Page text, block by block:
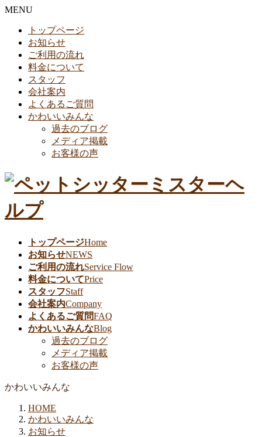
MENU
トップページ
お知らせ
ご利用の流れ
料金について
スタッフ
会社案内
よくあるご質問
かわいいみんな
過去のブログ
メディア掲載
お客様の声
トップページHome
お知らせNEWS
ご利用の流れService Flow
料金についてPrice
スタッフStaff
会社案内Company
よくあるご質問FAQ
かわいいみんなBlog
過去のブログ
メディア掲載
お客様の声
かわいいみんな
HOME
かわいいみんな
お知らせ